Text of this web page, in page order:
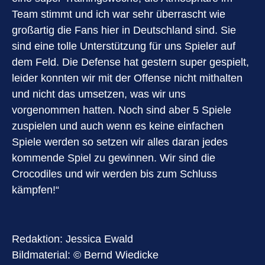
Team stimmt und ich war sehr überrascht wie
großartig die Fans hier in Deutschland sind. Sie
sind eine tolle Unterstützung für uns Spieler auf
dem Feld. Die Defense hat gestern super gespielt,
leider konnten wir mit der Offense nicht mithalten
und nicht das umsetzen, was wir uns
vorgenommen hatten. Noch sind aber 5 Spiele
zuspielen und auch wenn es keine einfachen
Spiele werden so setzen wir alles daran jedes
kommende Spiel zu gewinnen. Wir sind die
Crocodiles und wir werden bis zum Schluss
kämpfen!“
Redaktion: Jessica Ewald
Bildmaterial: © Bernd Wiedicke